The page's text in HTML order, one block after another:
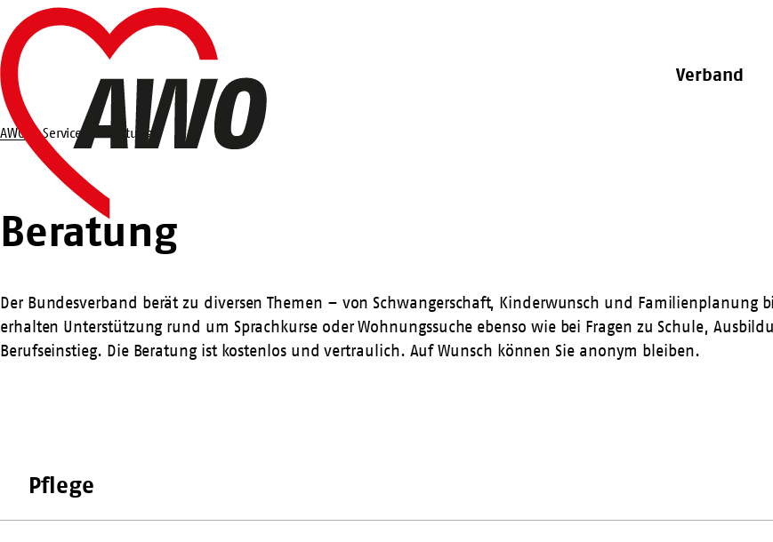
Zum
Hauptinhalt
springen
Startseite
Verband
Suche
AWO Service Beratung
Beratung
Beratung
Der Bundesverband berät zu diversen Themen – von Schwangerschaft, Kinderwunsch und Familienplanung
erhalten Unterstützung rund um Sprachkurse oder Wohnungssuche ebenso wie bei Fragen zu Schule,
Berufseinstieg. Die Beratung ist kostenlos und vertraulich. Auf Wunsch können Sie anonym bleiben.
Pflege